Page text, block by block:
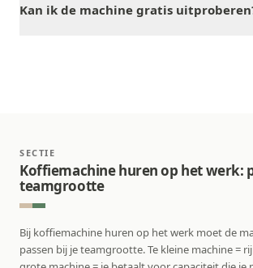
Kan ik de machine gratis
SECTIE
Koffiemachine huren op het werk:
teamgrootte
Bij koffiemachine huren op het werk moet de
passen bij je teamgrootte. Te kleine machine =